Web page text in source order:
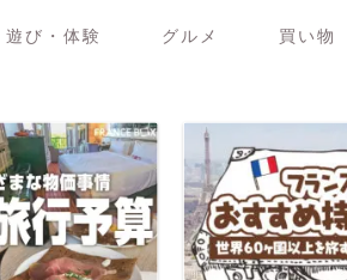
遊び・体験 グルメ 買い物